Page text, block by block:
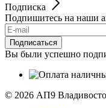
Подписка
Подпишитесь на наши
Подписаться
Вы были успешно
© 2026 АП9